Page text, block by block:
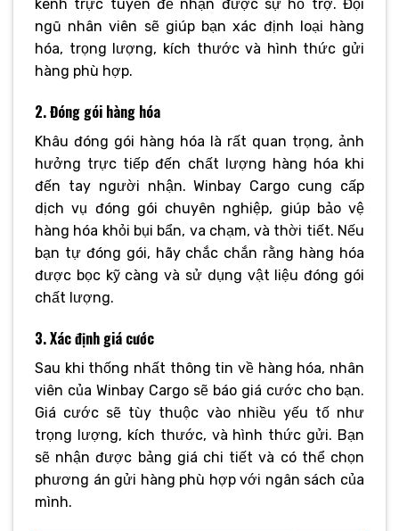
kênh trực tuyến để nhận được sự hỗ trợ. Đội
ngũ nhân viên sẽ giúp bạn xác định loại hàng
hóa, trọng lượng, kích thước và hình thức gửi
hàng phù hợp.
2. Đóng gói hàng hóa
Khâu đóng gói hàng hóa là rất quan trọng, ảnh
hưởng trực tiếp đến chất lượng hàng hóa khi
đến tay người nhận. Winbay Cargo cung cấp
dịch vụ đóng gói chuyên nghiệp, giúp bảo vệ
hàng hóa khỏi bụi bẩn, va chạm, và thời tiết. Nếu
bạn tự đóng gói, hãy chắc chắn rằng hàng hóa
được bọc kỹ càng và sử dụng vật liệu đóng gói
chất lượng.
3. Xác định giá cước
Sau khi thống nhất thông tin về hàng hóa, nhân
viên của Winbay Cargo sẽ báo giá cước cho bạn.
Giá cước sẽ tùy thuộc vào nhiều yếu tố như
trọng lượng, kích thước, và hình thức gửi. Bạn
sẽ nhận được bảng giá chi tiết và có thể chọn
phương án gửi hàng phù hợp với ngân sách của
mình.